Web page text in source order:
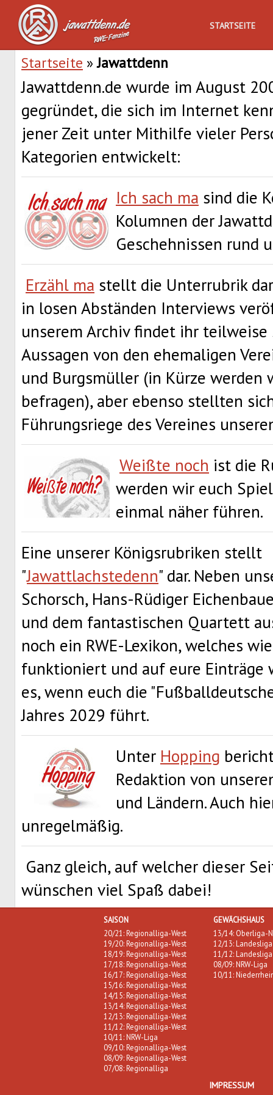
STARTSEITE
Startseite »Jawattdenn
Jawattdenn.de wurde im August
gegründet, die sich im Internet
jener Zeit unter Mithilfe vieler
Kategorien entwickelt:
Ich sach ma sind die
Kolumnen der
Geschehnissen rund
Erzähl ma stellt die Unterrubrik
in losen Abständen Interviews
unserem Archiv findet ihr
Aussagen von den ehemaligen
und Burgsmüller (in Kürze werden
befragen), aber ebenso stellten
Führungsriege des Vereines
Weißte noch ist die
werden wir euch
einmal näher führen.
Eine unserer Königsrubriken stellt
"Jawattlachstedenn" dar. Neben
Schorsch, Hans-Rüdiger
und dem fantastischen Quartett
noch ein RWE-Lexikon, welches
funktioniert und auf eure Einträge
es, wenn euch die
Jahres 2029 führt.
Unter Hopping
Redaktion von
und Ländern. Auch
unregelmäßig.
Ganz gleich, auf welcher dieser
wünschen viel Spaß dabei!
SAISON
20/21: Regionalliga-West
19/20: Regionalliga-West
18/19: Regionalliga-West
17/18: Regionalliga-West
16/17: Regionalliga-West
15/16: Regionalliga-West
14/15: Regionalliga-West
13/14: Regionalliga-West
12/13: Regionalliga-West
11/12: Regionalliga-West
10/11: NRW-Liga
09/10: Regionalliga-West
08/09: Regionalliga-West
07/08: Regionalliga
GEWÄCHSHAUS
13/14: Oberliga-
12/13: Landesliga
11/12: Landesliga
08/09: NRW-Liga
10/11:
IMPRESSUM